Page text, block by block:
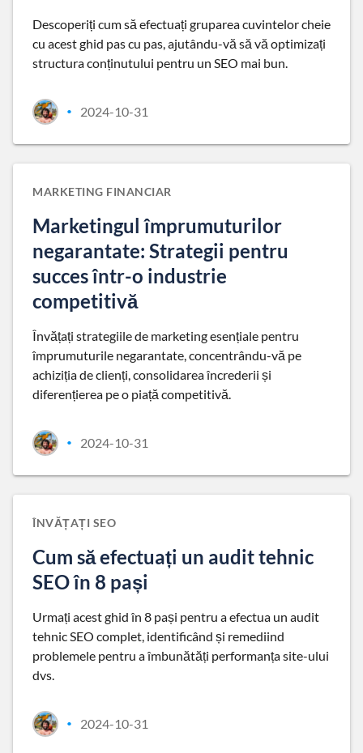
Descoperiți cum să efectuați gruparea cuvintelor cheie
cu acest ghid pas cu pas, ajutându-vă să vă optimizați
structura conținutului pentru un SEO mai bun.
• 2024-10-31
MARKETING FINANCIAR
Marketingul împrumuturilor
negarantate: Strategii pentru
succes într-o industrie
competitivă
Învățați strategiile de marketing esențiale pentru
împrumuturile negarantate, concentrându-vă pe
achiziția de clienți, consolidarea încrederii și
diferențierea pe o piață competitivă.
• 2024-10-31
ÎNVĂȚAȚI SEO
Cum să efectuați un audit tehnic
SEO în 8 pași
Urmați acest ghid în 8 pași pentru a efectua un audit
tehnic SEO complet, identificând și remediind
problemele pentru a îmbunătăți performanța site-ului
dvs.
• 2024-10-31